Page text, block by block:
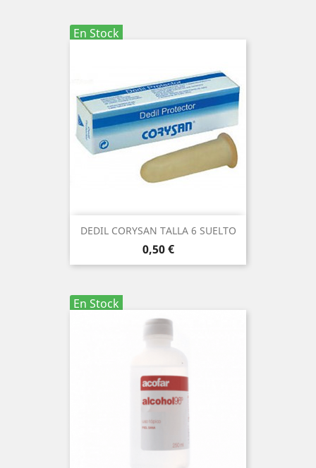
En Stock
DEDIL CORYSAN TALLA 6 SUELTO
Precio
0,50 €
En Stock